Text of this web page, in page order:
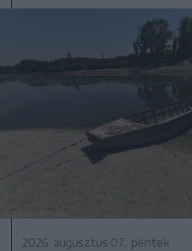
2026. augusztus 07., péntek